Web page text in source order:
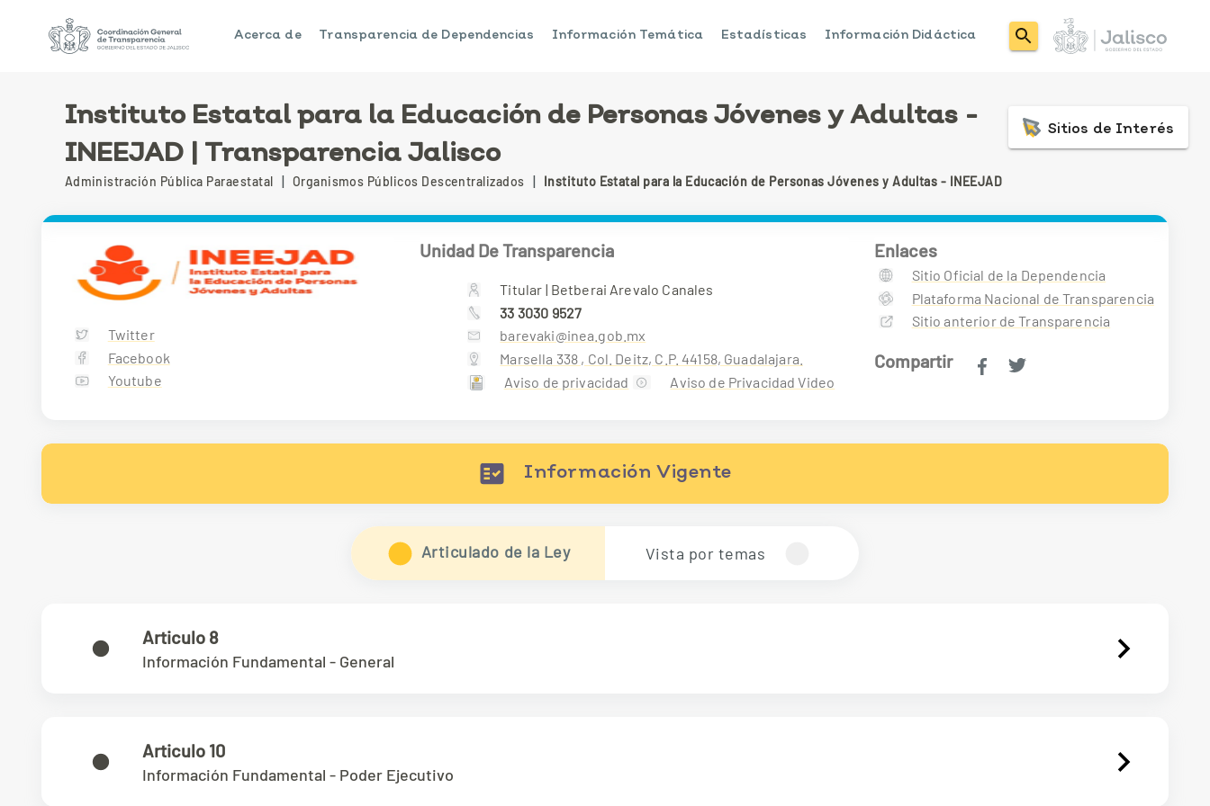
Acerca de Transparencia de Dependencias Información Temática Estadísticas Información Didáctica
Instituto Estatal para la Educación de Personas Jóvenes y Adultas -
INEEJAD | Transparencia Jalisco
Administración Pública Paraestatal | Organismos Públicos Descentralizados | Instituto Estatal para la Educación de Personas Jóvenes y Adultas - INEEJAD
Sitios de Interés
Twitter
Facebook
Youtube
Unidad De Transparencia
Titular | Betberai Arevalo Canales
33 3030 9527
barevaki@inea.gob.mx
Marsella 338 , Col. Deitz, C.P. 44158, Guadalajara.
Aviso de privacidad
Aviso de Privacidad Video
Enlaces
Sitio Oficial de la Dependencia
Plataforma Nacional de Transparencia
Sitio anterior de Transparencia
Compartir
Información Vigente
Articulado de la Ley Vista por temas
Articulo 8
Información Fundamental - General
Articulo 10
Información Fundamental - Poder Ejecutivo